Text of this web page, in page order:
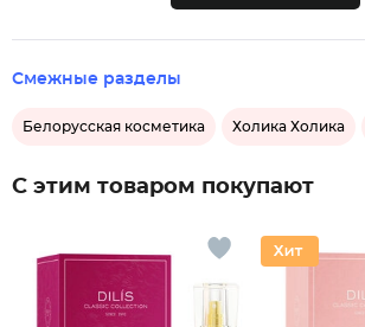
Смежные разделы
Белорусская косметика Холика Холика
С этим товаром покупают